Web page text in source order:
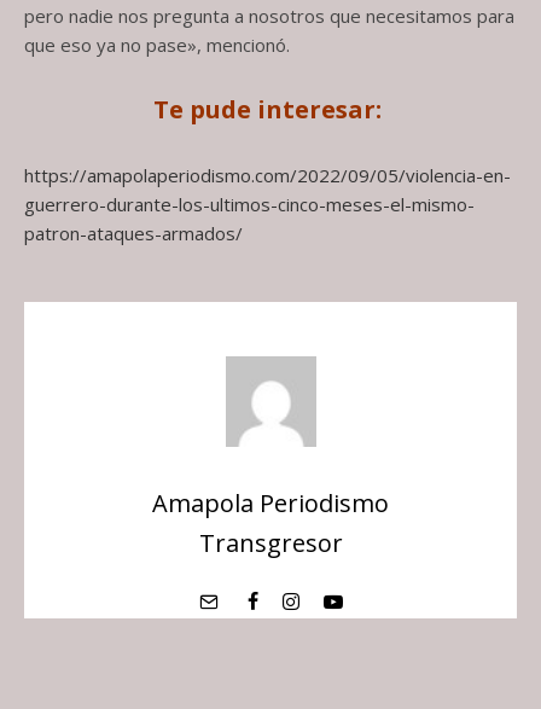
pero nadie nos pregunta a nosotros que necesitamos para
que eso ya no pase», mencionó.
Te pude interesar:
https://amapolaperiodismo.com/2022/09/05/violencia-en-
guerrero-durante-los-ultimos-cinco-meses-el-mismo-
patron-ataques-armados/
Amapola Periodismo
Transgresor